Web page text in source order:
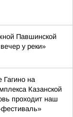
Павшинской
у реки»
Гагино на
Казанской
проходит наш